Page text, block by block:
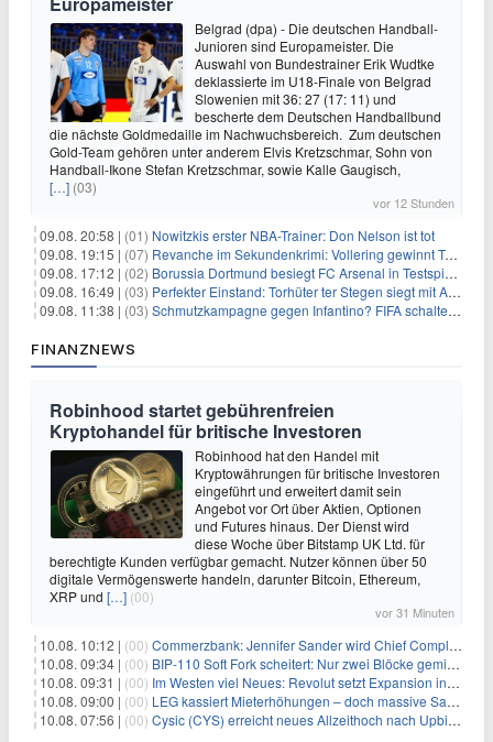
Belgrad (dpa) - Die deutschen Handball-
Junioren sind Europameister. Die
Auswahl von Bundestrainer Erik Wudtke
deklassierte im U18-Finale von Belgrad
Slowenien mit 36: 27 (17: 11) und
bescherte dem Deutschen Handballbund
die nächste Goldmedaille im Nachwuchsbereich. Zum deutschen
Gold-Team gehören unter anderem Elvis Kretzschmar, Sohn von
Handball-Ikone Stefan Kretzschmar, sowie Kalle Gaugisch,
[…] (03)
vor 12 Stunden
09.08. 20:58 | (01) Nowitzkis erster NBA-Trainer: Don Nelson ist tot
09.08. 19:15 | (07) Revanche im Sekundenkrimi: Vollering gewinnt Tour
09.08. 17:12 | (02) Borussia Dortmund besiegt FC Arsenal in Testspiel mit 3:2
09.08. 16:49 | (03) Perfekter Einstand: Torhüter ter Stegen siegt mit Ajax
09.08. 11:38 | (03) Schmutzkampagne gegen Infantino? FIFA schaltet auf Angriff
FINANZNEWS
Robinhood startet gebührenfreien
Kryptohandel für britische Investoren
Robinhood hat den Handel mit
Kryptowährungen für britische Investoren
eingeführt und erweitert damit sein
Angebot vor Ort über Aktien, Optionen
und Futures hinaus. Der Dienst wird
diese Woche über Bitstamp UK Ltd. für
berechtigte Kunden verfügbar gemacht. Nutzer können über 50
digitale Vermögenswerte handeln, darunter Bitcoin, Ethereum,
XRP und […] (00)
vor 31 Minuten
10.08. 10:12 | (00) Commerzbank: Jennifer Sander wird Chief Compliance Officer der
10.08. 09:34 | (00) BIP-110 Soft Fork scheitert: Nur zwei Blöcke gemined, bevor es zum Stillstand kommt
10.08. 09:31 | (00) Im Westen viel Neues: Revolut setzt Expansion in Europa fort
10.08. 09:00 | (00) LEG kassiert Mieterhöhungen – doch massive Sanierungskosten fressen Gewinne auf
10.08. 07:56 | (00) Cysic (CYS) erreicht neues Allzeithoch nach Upbit-Listing